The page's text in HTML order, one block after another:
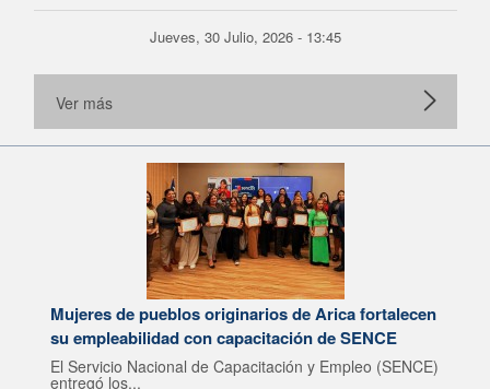
Jueves, 30 Julio, 2026 - 13:45
Ver más
Mujeres de pueblos originarios de Arica fortalecen
su empleabilidad con capacitación de SENCE
El Servicio Nacional de Capacitación y Empleo (SENCE)
entregó los...